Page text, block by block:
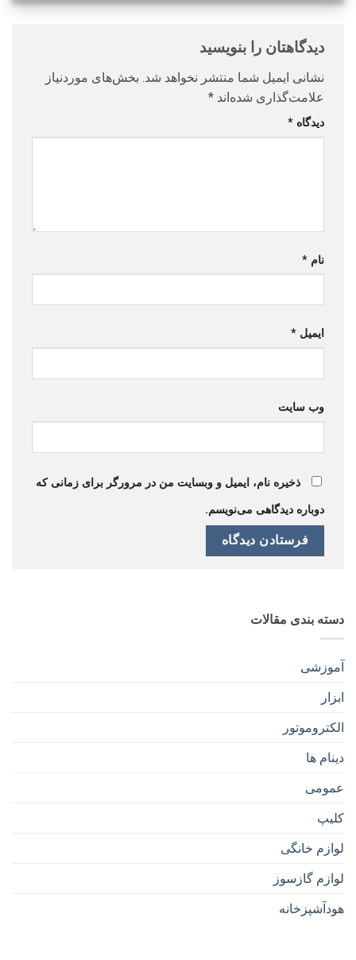
دیدگاهتان را بنویسید
نشانی ایمیل شما منتشر نخواهد شد. بخش‌های موردنیاز
علامت‌گذاری شده‌اند *
دیدگاه *
نام *
ایمیل *
وب‌ سایت
ذخیره نام، ایمیل و وبسایت من در مرورگر برای زمانی که
دوباره دیدگاهی می‌نویسم.
دسته بندی مقالات
آموزشی
ابزار
الکتروموتور
دینام ها
عمومی
کلیپ
لوازم خانگی
لوازم گازسوز
هودآشپزخانه